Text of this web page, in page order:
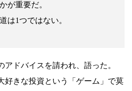
が重要だ。
は1つではない。
アドバイスを請われ、語った。
好きな投資という「ゲーム」で莫